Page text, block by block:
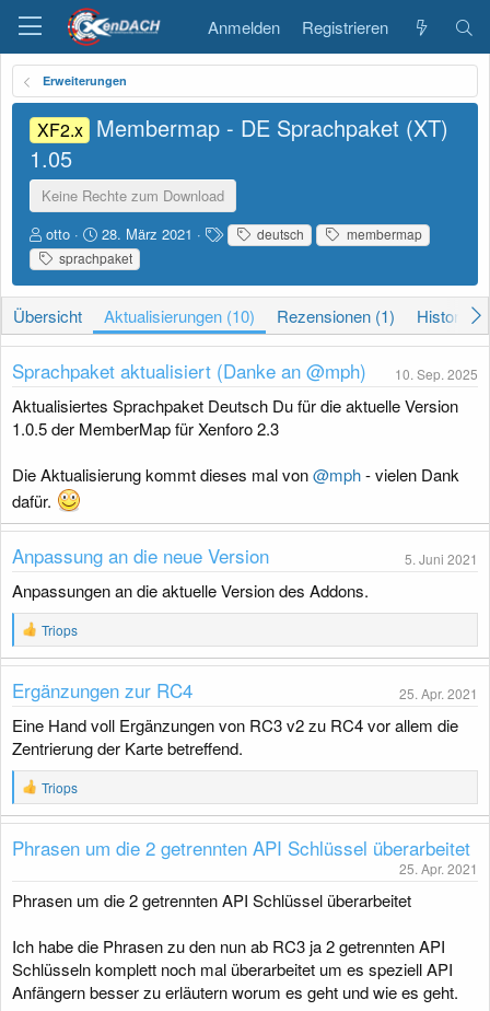
Anmelden Registrieren
Erweiterungen
XF2.x Membermap - DE Sprachpaket (XT)
1.05
Keine Rechte zum Download
A
u
t
o
r
otto
D
a
t
u
m
E
r
s
e
l
u
28. März 2021
S
c
l
a
g
w
o
t
e
deutsch
membermap
sprachpaket
Übersicht Aktualisierungen (10) Rezensionen (1) Historie
Sprachpaket aktualisiert (Danke an @mph) 10. Sep. 2025
Aktualisiertes Sprachpaket Deutsch Du für die aktuelle Version
1.0.5 der MemberMap für Xenforo 2.3
Die Aktualisierung kommt dieses mal von@mph- vielen Dank
dafür.
Anpassung an die neue Version 5. Juni 2021
Anpassungen an die aktuelle Version des Addons.
R
e
a
t
o
n
e
n
:
Triops
Ergänzungen zur RC4 25. Apr. 2021
Eine Hand voll Ergänzungen von RC3 v2 zu RC4 vor allem die
Zentrierung der Karte betreffend.
R
e
a
t
n
n
:
Triops
Phrasen um die 2 getrennten API Schlüssel überarbeitet
25. Apr. 2021
Phrasen um die 2 getrennten API Schlüssel überarbeitet
Ich habe die Phrasen zu den nun ab RC3 ja 2 getrennten API
Schlüsseln komplett noch mal überarbeitet um es speziell API
Anfängern besser zu erläutern worum es geht und wie es geht.